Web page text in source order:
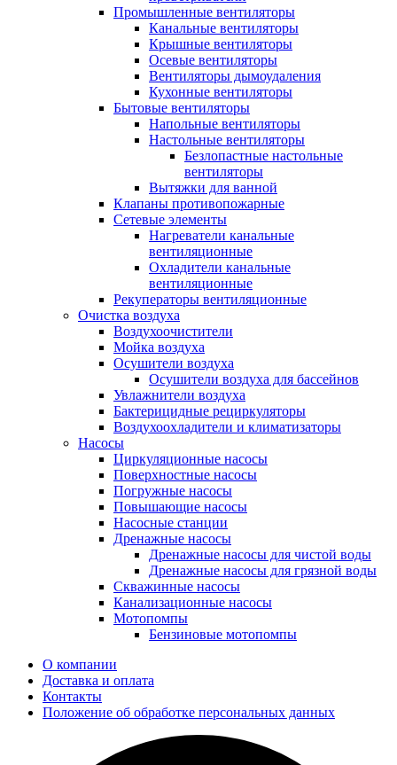
Промышленные вентиляторы
Канальные вентиляторы
Крышные вентиляторы
Осевые вентиляторы
Вентиляторы дымоудаления
Кухонные вентиляторы
Бытовые вентиляторы
Напольные вентиляторы
Настольные вентиляторы
Безлопастные настольные
вентиляторы
Вытяжки для ванной
Клапаны противопожарные
Сетевые элементы
Нагреватели канальные
вентиляционные
Охладители канальные
вентиляционные
Рекуператоры вентиляционные
Очистка воздуха
Воздухоочистители
Мойка воздуха
Осушители воздуха
Осушители воздуха для бассейнов
Увлажнители воздуха
Бактерицидные рециркуляторы
Воздухоохладители и климатизаторы
Насосы
Циркуляционные насосы
Поверхностные насосы
Погружные насосы
Повышающие насосы
Насосные станции
Дренажные насосы
Дренажные насосы для чистой воды
Дренажные насосы для грязной воды
Скважинные насосы
Канализационные насосы
Мотопомпы
Бензиновые мотопомпы
О компании
Доставка и оплата
Контакты
Положение об обработке персональных данных